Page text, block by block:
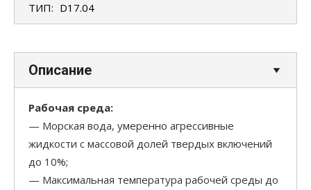
ТИП: D17.04
Описание
Рабочая среда:
— Морская вода, умеренно агрессивные
жидкости с массовой долей твердых включений
до 10%;
— Максимальная температура рабочей среды до